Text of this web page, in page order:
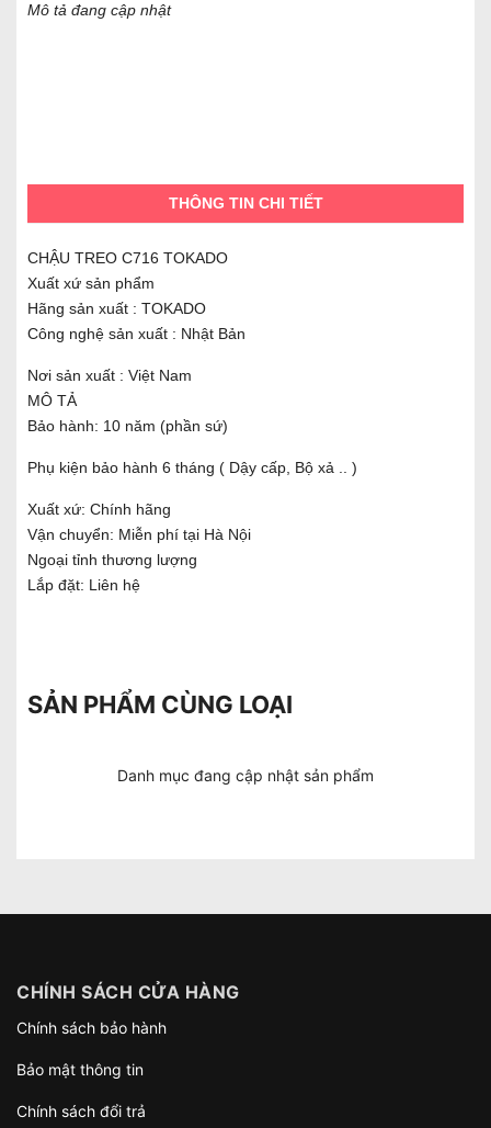
Mô tả đang cập nhật
THÔNG TIN CHI TIẾT
CHẬU TREO C716 TOKADO
Xuất xứ sản phẩm
Hãng sản xuất : TOKADO
Công nghệ sản xuất : Nhật Bản
Nơi sản xuất : Việt Nam
MÔ TẢ
Bảo hành: 10 năm (phần sứ)
Phụ kiện bảo hành 6 tháng ( Dậy cấp, Bộ xả .. )
Xuất xứ: Chính hãng
Vận chuyển: Miễn phí tại Hà Nội
Ngoại tỉnh thương lượng
Lắp đặt: Liên hệ
SẢN PHẨM CÙNG LOẠI
Danh mục đang cập nhật sản phẩm
CHÍNH SÁCH CỬA HÀNG
Chính sách bảo hành
Bảo mật thông tin
Chính sách đổi trả